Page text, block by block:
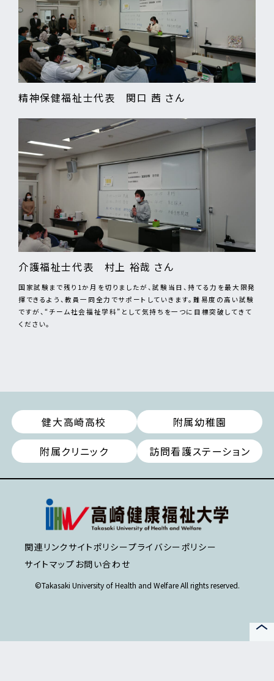
精神保健福祉士代表 関口 茜 さん
介護福祉士代表 村上 裕哉 さん
国家試験まで残り1か月を切りましたが、試験当日、持てる力を最大限発
揮できるよう、教員一同全力でサポートしていきます。難易度の高い試験
ですが、“チーム社会福祉学科”として気持ちを一つに目標突破してきて
ください。
健大高崎高校
附属幼稚園
附属クリニック
訪問看護ステーション
関連リンク サイトポリシープライバシーポリシー
サイトマップ お問い合わせ
©Takasaki University of Health and Welfare All rights reserved.